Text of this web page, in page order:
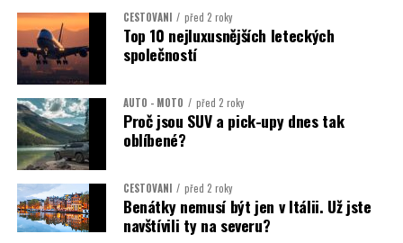
CESTOVÁNÍ před 2 roky
Top 10 nejluxusnějších leteckých
společností
AUTO - MOTO před 2 roky
Proč jsou SUV a pick-upy dnes tak
oblíbené?
CESTOVÁNÍ před 2 roky
Benátky nemusí být jen v Itálii. Už jste
navštívili ty na severu?